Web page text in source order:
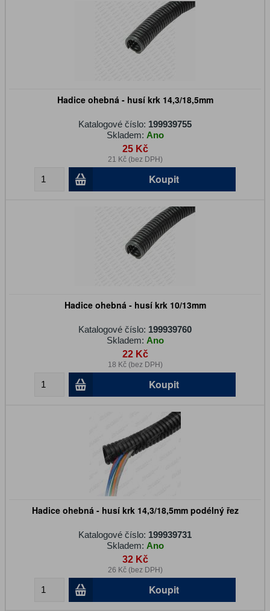
Hadice ohebná - husí krk 14,3/18,5mm
Katalogové číslo: 199939755
Skladem: Ano
25 Kč
21 Kč (bez DPH)
Koupit
Hadice ohebná - husí krk 10/13mm
Katalogové číslo: 199939760
Skladem: Ano
22 Kč
18 Kč (bez DPH)
Koupit
Hadice ohebná - husí krk 14,3/18,5mm podélný řez
Katalogové číslo: 199939731
Skladem: Ano
32 Kč
26 Kč (bez DPH)
Koupit